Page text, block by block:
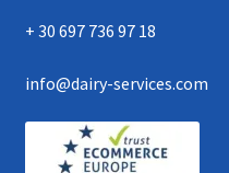
+ 30 697 736 97 18
info@dairy-services.com